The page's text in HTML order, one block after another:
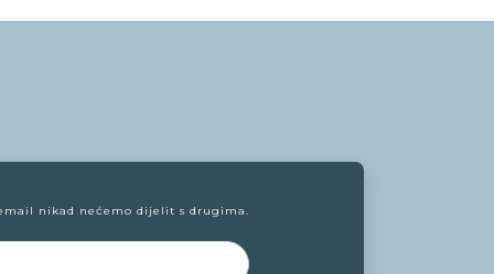
nikad nećemo dijelit s drugima.